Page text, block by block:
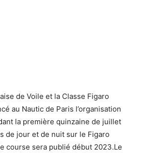
de Voile et la Classe Figaro
au Nautic de Paris l’organisation
la première quinzaine de juillet
de jour et de nuit sur le Figaro
course sera publié début 2023.Le